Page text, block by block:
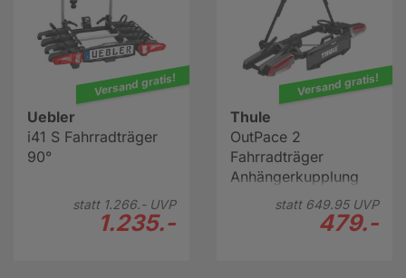
Versand gratis!
Uebler
i41 S Fahrradträger
90°
statt 1.266.-UVP
1.235.-
Versand gratis!
Thule
OutPace 2
Fahrradträger
Anhängerkupplung
statt 649.95UVP
479.-